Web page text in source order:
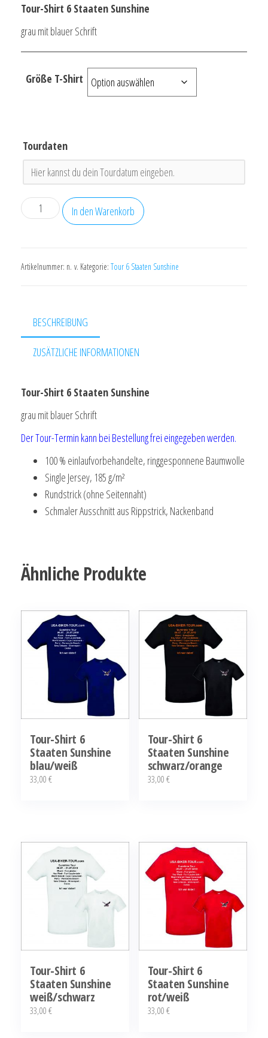
Tour-Shirt 6 Staaten Sunshine
grau mit blauer Schrift
Größe T-Shirt
Tourdaten
Tour-
Shirt
Sunshine
In den Warenkorb
Artikelnummer: n. v. Kategorie: Tour 6 Staaten Sunshine
BESCHREIBUNG
ZUSÄTZLICHE INFORMATIONEN
Tour-Shirt 6 Staaten Sunshine
grau mit blauer Schrift
Der Tour-Termin kann bei Bestellung frei eingegeben werden.
100 % einlaufvorbehandelte, ringgesponnene Baumwolle
Single Jersey, 185 g/m²
Rundstrick (ohne Seitennaht)
Schmaler Ausschnitt aus Rippstrick, Nackenband
Ähnliche Produkte
Tour-Shirt 6
Staaten Sunshine
blau/weiß
33,00€
mehrere
Varianten
auf
der
Produktseite
gewählt
werden
Tour-Shirt 6
Staaten Sunshine
schwarz/orange
33,00€
mehrere
Varianten
auf.
Optionen
auf
der
Produktseite
gewählt
werden
Tour-Shirt 6
Staaten Sunshine
weiß/schwarz
33,00€
Tour-Shirt 6
Staaten Sunshine
rot/weiß
33,00€